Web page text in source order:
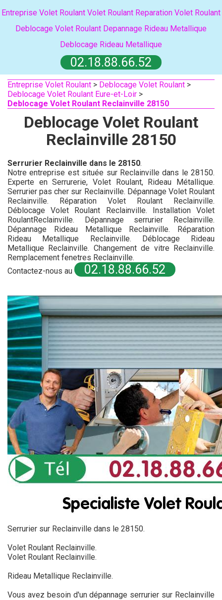
Entreprise Volet Roulant Volet Roulant Reparation Volet Roulant
Deblocage Volet Roulant Depannage Rideau Metallique
Deblocage Rideau Metallique
02.18.88.66.52
Entreprise Volet Roulant > Deblocage Volet Roulant >
Deblocage Volet Roulant Eure-et-Loir >
Deblocage Volet Roulant Reclainville 28150
Deblocage Volet Roulant
Reclainville 28150
Serrurier Reclainville dans le 28150.
Notre entreprise est située sur Reclainville dans le 28150.
Experte en Serrurerie, Volet Roulant, Rideau Métallique.
Serrurier pas cher sur Reclainville. Dépannage Volet Roulant
Reclainville. Réparation Volet Roulant Reclainville.
Déblocage Volet Roulant Reclainville. Installation Volet
RoulantReclainville. Dépannage serrurier Reclainville.
Dépannage Rideau Metallique Reclainville. Réparation
Rideau Metallique Reclainville. Déblocage Rideau
Metallique Reclainville. Changement de vitre Reclainville.
Remplacement fenetres Reclainville.
Contactez-nous au
02.18.88.66.52
Serrurier sur Reclainville dans le 28150.
Volet Roulant Reclainville.
Volet Roulant Reclainville.
Rideau Metallique Reclainville.
Vous avez besoin d'un dépannage serrurier sur Reclainville